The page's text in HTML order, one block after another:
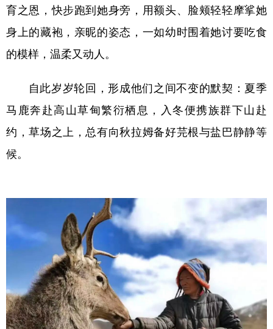
育之恩，快步跑到她身旁，用额头、脸颊轻轻摩挲她
身上的藏袍，亲昵的姿态，一如幼时围着她讨要吃食
的模样，温柔又动人。
自此岁岁轮回，形成他们之间不变的默契：夏季
马鹿奔赴高山草甸繁衍栖息，入冬便携族群下山赴
约，草场之上，总有向秋拉姆备好芫根与盐巴静静等
候。